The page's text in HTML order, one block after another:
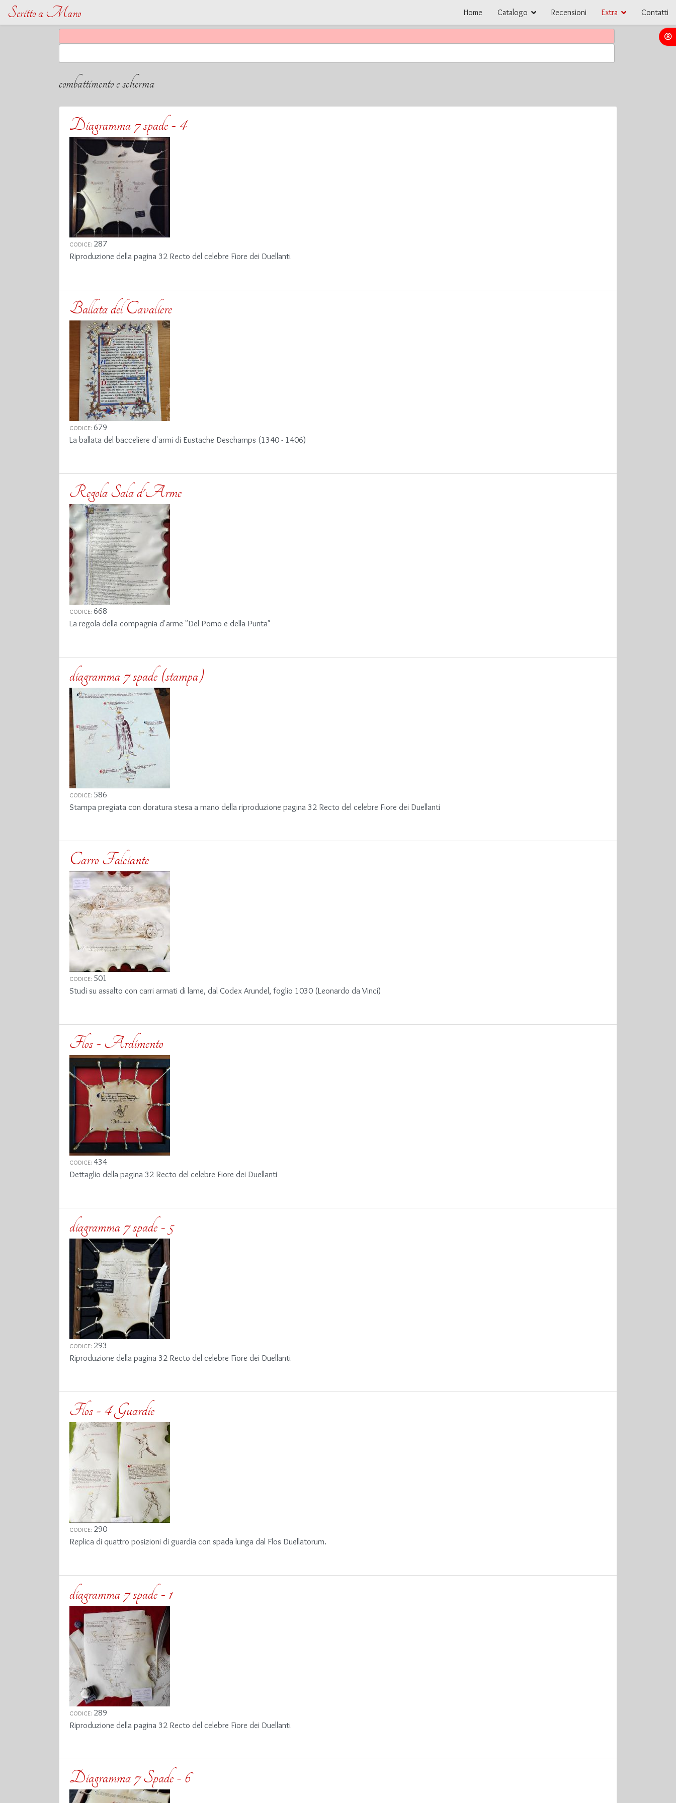
Scritto a Mano Home Catalogo Recensioni Extra Contatti
combattimento e scherma
Diagramma 7 spade - 4
CODICE: 287
Riproduzione della pagina 32 Recto del celebre Fiore dei Duellanti
Ballata del Cavaliere
CODICE: 679
La ballata del bacceliere d'armi di Eustache Deschamps (1340 - 1406)
Regola Sala d'Arme
CODICE: 668
La regola della compagnia d'arme "Del Pomo e della Punta"
diagramma 7 spade (stampa)
CODICE: 586
Stampa pregiata con doratura stesa a mano della riproduzione pagina 32 Recto del celebre Fiore dei Duellanti
Carro Falciante
CODICE: 501
Studi su assalto con carri armati di lame, dal Codex Arundel, foglio 1030 (Leonardo da Vinci)
Flos - Ardimento
CODICE: 434
Dettaglio della pagina 32 Recto del celebre Fiore dei Duellanti
diagramma 7 spade - 5
CODICE: 293
Riproduzione della pagina 32 Recto del celebre Fiore dei Duellanti
Flos - 4 Guardie
CODICE: 290
Replica di quattro posizioni di guardia con spada lunga dal Flos Duellatorum.
diagramma 7 spade - 1
CODICE: 289
Riproduzione della pagina 32 Recto del celebre Fiore dei Duellanti
Diagramma 7 Spade - 6